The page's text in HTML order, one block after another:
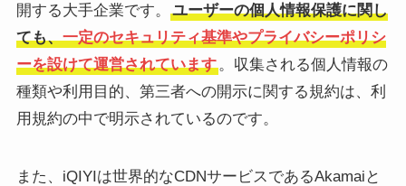
開する大手企業です。
ユーザーの個人情報保護に関し
ても、一定のセキュリティ基準やプライバシーポリシ
ーを設けて運営されています。収集される個人情報の
種類や利用目的、第三者への開示に関する規約は、利
用規約の中で明示されているのです。
また、iQIYIは世界的なCDNサービスであるAkamaiと